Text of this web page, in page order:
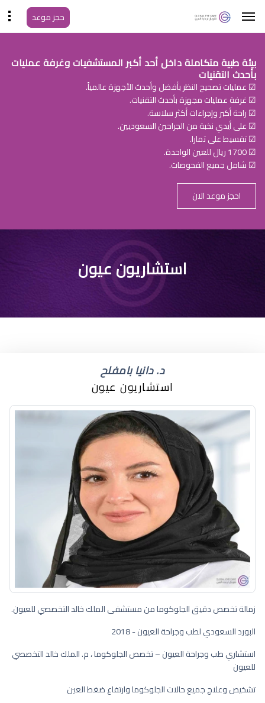
حجز موعد
بيئة طبية متكاملة داخل أحد أكبر المستشفيات وغرفة عمليات
بأحدث التقنيات
☑ عمليات تصحيح النظر بأفضل وأحدث الأجهزة عالمياً.
☑ غرفة عمليات مجهزة بأحدث التقنيات.
☑ راحة أكبر وإجراءات أكثر سلاسة.
☑ على أيدي نخبة من الجراحين السعوديين.
☑ تقسيط على تمارا.
☑ 1700 ريال للعين الواحدة.
☑ شامل جميع الفحوصات.
احجز موعد الان
استشاريون عيون
د. دانيا بامفلح
استشاريون عيون
زمالة تخصص دقيق الجلوكوما من مستشفى الملك خالد التخصصي للعيون.
البورد السعودي لطب وجراحة العيون - 2018
استشاري طب وجراحة العيون – تخصص الجلوكوما ، م. الملك خالد التخصصي
للعيون
تشخيص وعلاج جميع حالات الجلوكوما وارتفاع ضغط العين